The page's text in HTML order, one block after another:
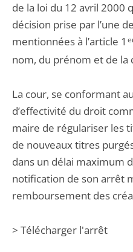
de la loi du 12 avril 2000
décision prise par l’une
mentionnées à l’article 1
nom, du prénom et de la
La cour, se conformant
d’effectivité du droit
maire de régulariser les
de nouveaux titres
dans un délai maximum
notification de son arrêt
remboursement des
> Télécharger l'arrêt